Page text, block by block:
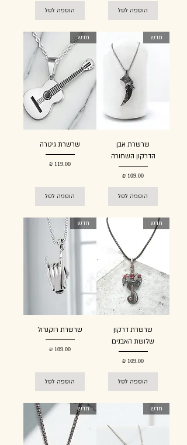
הוספה לסל הוספה לסל
חדש
שרשרת אבן
הדרקון השחורה
מחיר
הוספה לסל
חדש
שרשרת גיטרה
מחיר
הוספה לסל
חדש
שרשרת דרקון
שלושת האבנים
מחיר
הוספה לסל
חדש
שרשרת רוקנרול
מחיר
הוספה לסל
חדש חדש